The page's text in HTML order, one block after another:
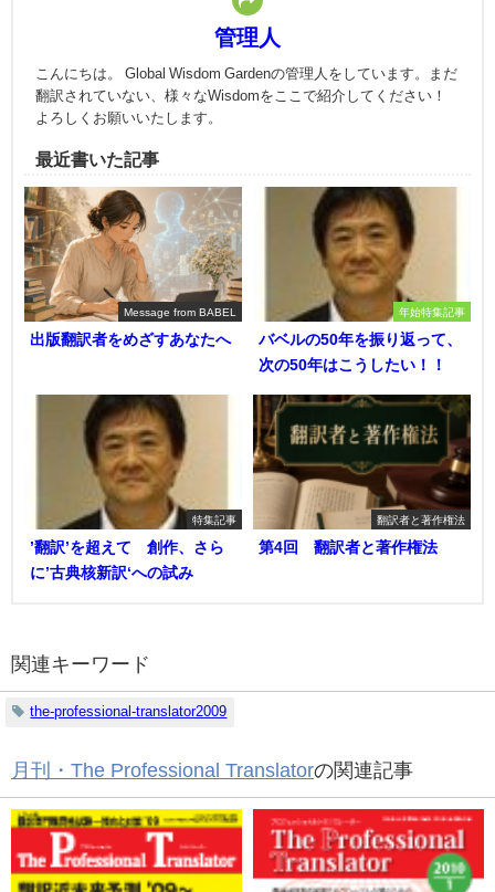
管理人
こんにちは。 Global Wisdom Gardenの管理人をしています。まだ
翻訳されていない、様々なWisdomをここで紹介してください！
よろしくお願いいたします。
最近書いた記事
Message from BABEL
出版翻訳者をめざすあなたへ
年始特集記事
バベルの50年を振り返って、
次の50年はこうしたい！！
特集記事
’翻訳’を超えて 創作、さら
に’古典核新訳‘への試み
翻訳者と著作権法
第4回 翻訳者と著作権法
関連キーワード
the-professional-translator2009
月刊・The Professional Translatorの関連記事